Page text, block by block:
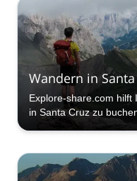
Wandern in Santa
Explore-share.com hilft
in Santa Cruz zu